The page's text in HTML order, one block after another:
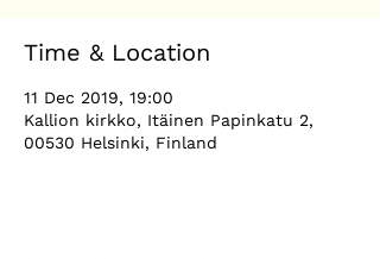
Time & Location
11 Dec 2019, 19:00
Kallion kirkko, Itäinen Papinkatu 2,
00530 Helsinki, Finland